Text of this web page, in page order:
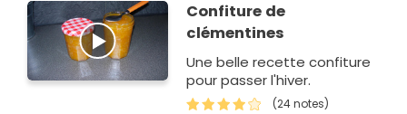
Confiture de
clémentines
Une belle recette confiture
pour passer l'hiver.
(24 notes)